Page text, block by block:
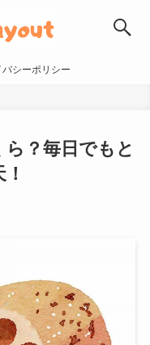
バシーポリシー
？毎日でもと